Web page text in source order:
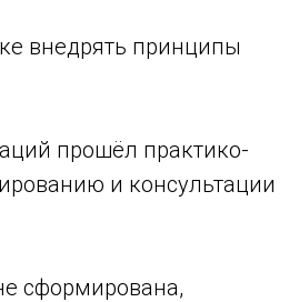
внедрять принципы
прошёл практико-
и консультации
сформирована,